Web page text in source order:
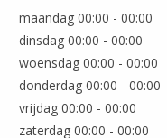
maandag 00:00 - 00:00
dinsdag 00:00 - 00:00
woensdag 00:00 - 00:00
donderdag 00:00 - 00:00
vrijdag 00:00 - 00:00
zaterdag 00:00 - 00:00